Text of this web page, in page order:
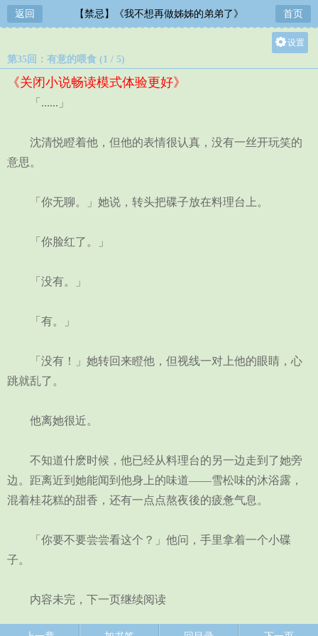
返回 【禁忌】《我不想再做姊姊的弟弟了》 首页
设置
第35回：有意的喂食 (1 / 5)
《关闭小说畅读模式体验更好》
「......」
沈清悦瞪着他，但他的表情很认真，没有一丝开玩笑的
意思。
「你无聊。」她说，转头把碟子放在料理台上。
「你脸红了。」
「没有。」
「有。」
「没有！」她转回来瞪他，但视线一对上他的眼睛，心
跳就乱了。
他离她很近。
不知道什麽时候，他已经从料理台的另一边走到了她旁
边。距离近到她能闻到他身上的味道——雪松味的沐浴露，
混着桂花糕的甜香，还有一点点熬夜後的疲惫气息。
「你要不要尝尝看这个？」他问，手里拿着一个小碟
子。
内容未完，下一页继续阅读